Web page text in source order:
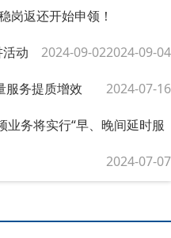
岗返还开始申领！
2024-09-04
动 2024-09-02
服务提质增效 2024-07-16
务将实行“早、晚间延时服
2024-07-07